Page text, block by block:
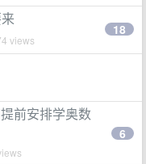
views
18
前安排学奥数
6